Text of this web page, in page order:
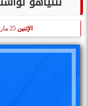
الإثنين